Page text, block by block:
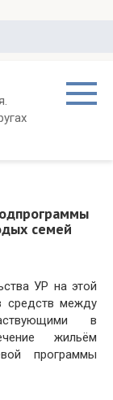
семей
УР на этой
средств между
в
жильём
программы